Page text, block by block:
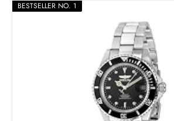
BESTSELLER NO. 1